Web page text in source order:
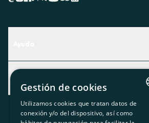
Descubre qué servicio te encaja mejor
Contacto
Actualidad
El rincón de la socia
CATALAN
Gestión de cookies
Utilizamos cookies que tratan datos de
conexión y/o del dispositivo, así como